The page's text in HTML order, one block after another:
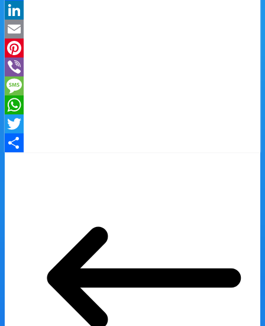
Facebook
LinkedIn
Email
Pinterest
Viber
Message
WhatsApp
Twitter